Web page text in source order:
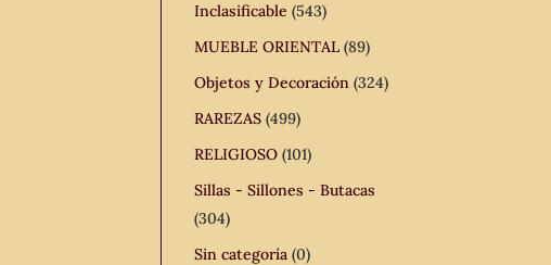
Inclasificable (543)
MUEBLE ORIENTAL (89)
Objetos y Decoración (324)
RAREZAS (499)
RELIGIOSO (101)
Sillas - Sillones - Butacas
(304)
Sin categoría (0)